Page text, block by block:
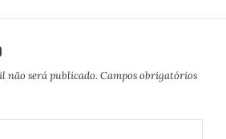
não será publicado. Campos obrigatórios